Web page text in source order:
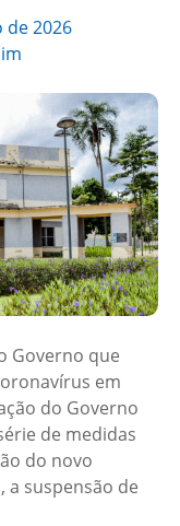
de 2026
Governo que
em
do Governo
de medidas
do novo
a suspensão de